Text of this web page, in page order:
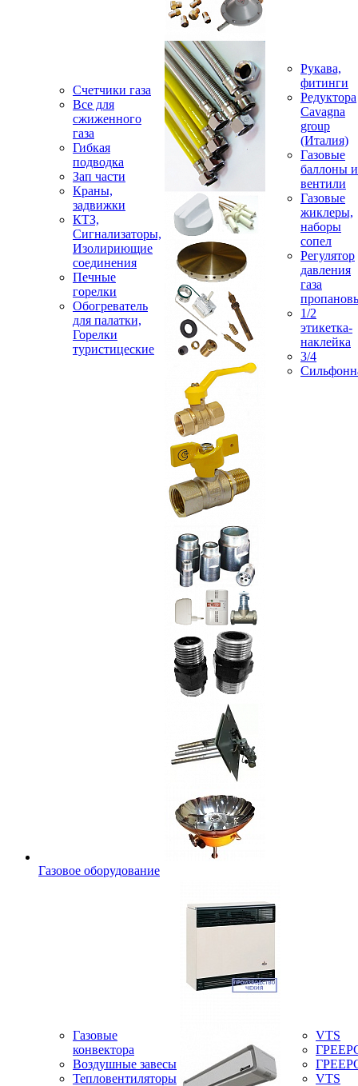
Счетчики газа
Все для
сжиженного
газа
Гибкая
подводка
Зап части
Краны,
задвижки
КТЗ,
Сигнализаторы,
Изолириющие
соединения
Печные
горелки
Обогреватель
для палатки,
Горелки
туристицеские
Рукава,
фитинги
Редуктора
Cavagna
group
(Италия)
Газовые
баллоны и
вентили
Газовые
жиклеры,
наборы
сопел
Регулятор
давления
газа
1/2
этикетка-
наклейка
3/4
Газовое оборудование
Газовые
конвектора
Воздушные завесы
Тепловентиляторы
VTS
VTS